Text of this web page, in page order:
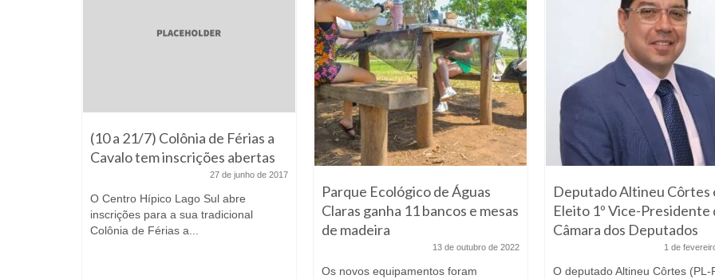
(10 a 21/7) Colônia de Férias a
Cavalo tem inscrições abertas
27 de junho de 2017
O Centro Hípico Lago Sul abre
inscrições para a sua tradicional
Colônia de Férias a...
Parque Ecológico de Águas
Claras ganha 11 bancos e mesas
de madeira
13 de outubro de 2022
Os novos equipamentos foram
Deputado Altineu Côrtes
Eleito 1º Vice-Presidente
Câmara dos Deputados
1 de
O deputado Altineu Côrtes (PL-